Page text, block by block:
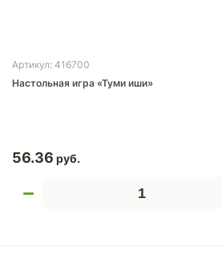
Артикул: 416700
Настольная игра «Туми иши»
56.36